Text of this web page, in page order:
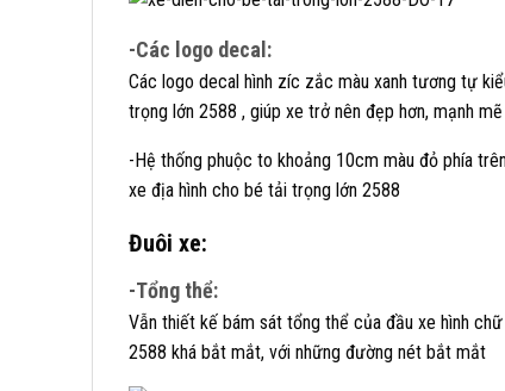
-Các logo decal:
Các logo decal hình zíc zắc màu xanh tương tự
trọng lớn 2588 , giúp xe trở nên đẹp hơn, mạnh
-Hệ thống phuộc to khoảng 10cm màu đỏ phía
xe địa hình cho bé tải trọng lớn 2588
Đuôi xe:
-Tổng thể:
Vẫn thiết kế bám sát tổng thể của đầu xe hình
2588 khá bắt mắt, với những đường nét bắt mắt